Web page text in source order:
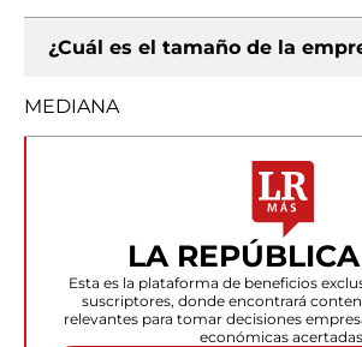
¿Cuál es el tamaño de la
MEDIANA
LA
Esta es la plataforma de beneficios
suscriptores, donde encontrará
relevantes para tomar decisiones
económicas